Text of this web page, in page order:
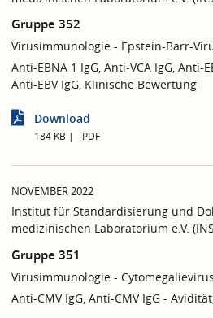
Gruppe 352
Virusimmunologie - Epstein-Barr-
Anti-EBNA 1 IgG, Anti-VCA IgG,
Anti-EBV IgG, Klinische Bewertung
Download
184 KB PDF
NOVEMBER 2022
Institut für Standardisierung und
medizinischen Laboratorium e.V.
Gruppe 351
Virusimmunologie -
Anti-CMV IgG, Anti-CMV IgG -